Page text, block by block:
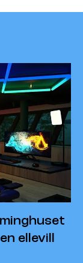
ellevill